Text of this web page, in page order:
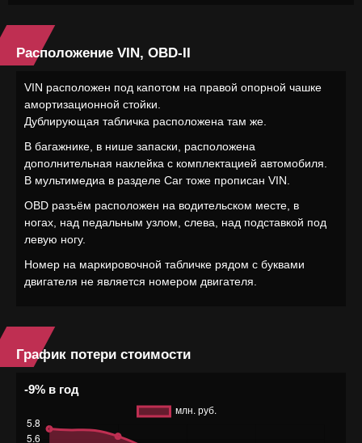
Расположение VIN, OBD-II
VIN расположен под капотом на правой опорной чашке
амортизационной стойки.
Дублирующая табличка расположена там же.
В багажнике, в нише запаски, расположена
дополнительная наклейка с комплектацией автомобиля.
В мультимедиа в разделе Car тоже прописан VIN.
OBD разъём расположен на водительском месте, в
ногах, над педальным узлом, слева, над подставкой под
левую ногу.
Номер на маркировочной табличке рядом с буквами
двигателя не является номером двигателя.
График потери стоимости
-9% в год